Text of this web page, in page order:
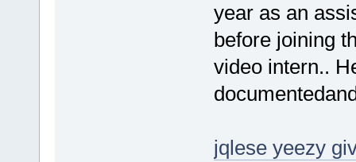
year as an
before joining
video intern..
jqlese yeezy